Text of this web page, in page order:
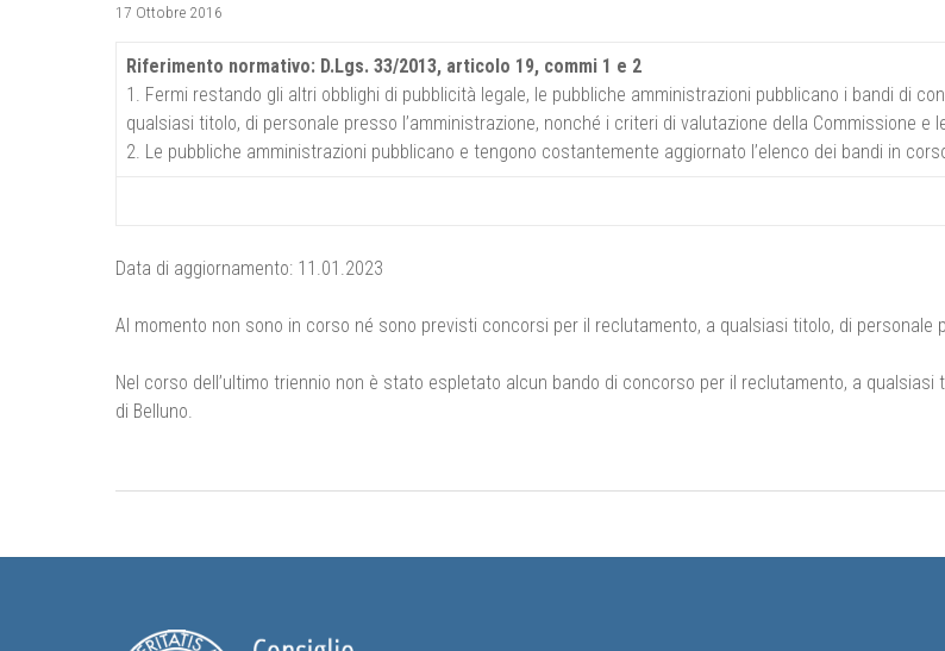
17 Ottobre 2016
Riferimento normativo: D.Lgs. 33/2013, articolo 19, commi 1 e 2
1. Fermi restando gli altri obblighi di pubblicità legale, le pubbliche amministrazioni pubblicano i bandi di
qualsiasi titolo, di personale presso l’amministrazione, nonché i criteri di valutazione della Commissione e
2. Le pubbliche amministrazioni pubblicano e tengono costantemente aggiornato l’elenco dei bandi in
Data di aggiornamento: 11.01.2023
Al momento non sono in corso né sono previsti concorsi per il reclutamento, a qualsiasi titolo, di personale
Nel corso dell’ultimo triennio non è stato espletato alcun bando di concorso per il reclutamento, a qualsiasi
di Belluno.